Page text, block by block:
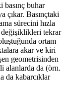
basınç buhar
çıkar. Basınçtaki
sürecini hızla
değişiklikleri tekrar
ortam
akar ve kiri
geometrisinden
alanlarda da (örn.
da kabarcıklar